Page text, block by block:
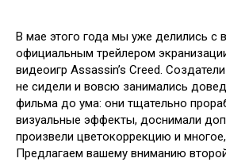
В мае этого года мы уже делились с
официальным трейлером
видеоигр Assassin’s Creed.
не сидели и вовсю занимались
фильма до ума: они тщательно
визуальные эффекты, доснимали
произвели цветокоррекцию и
Предлагаем вашему вниманию